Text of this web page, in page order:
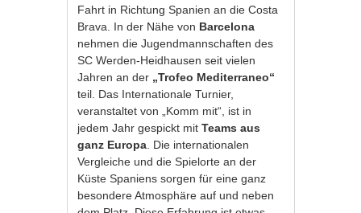
Fahrt in Richtung Spanien an die Costa
Brava. In der Nähe von Barcelona
nehmen die Jugendmannschaften des
SC Werden-Heidhausen seit vielen
Jahren an der „Trofeo Mediterraneo“
teil. Das Internationale Turnier,
veranstaltet von „Komm mit“, ist in
jedem Jahr gespickt mitTeams aus
ganz Europa . Die internationalen
Vergleiche und die Spielorte an der
Küste Spaniens sorgen für eine ganz
besondere Atmosphäre auf und neben